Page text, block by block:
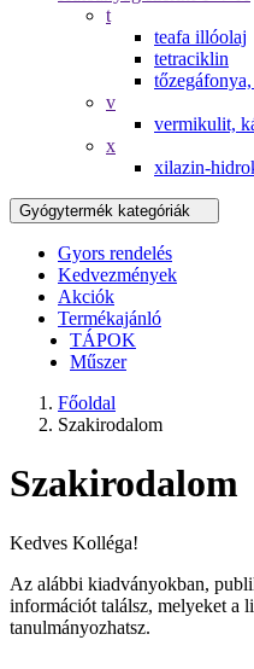
t
teafa illóolaj
tetraciklin
v
vermikulit,
x
xilazin-
Gyógytermék kategóriák
Gyors rendelés
Kedvezmények
Akciók
Termékajánló
TÁPOK
Műszer
Főoldal
Szakirodalom
Szakirodalom
Kedves Kolléga!
Az alábbi kiadványokban,
információt találsz, melyeket a
tanulmányozhatsz.